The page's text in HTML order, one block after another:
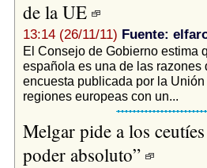
de la UE
13:14 (26/11/11) Fuente:
El Consejo de Gobierno estima
española es una de las
encuesta publicada por la
regiones europeas con un...
Melgar pide a los
poder absoluto”